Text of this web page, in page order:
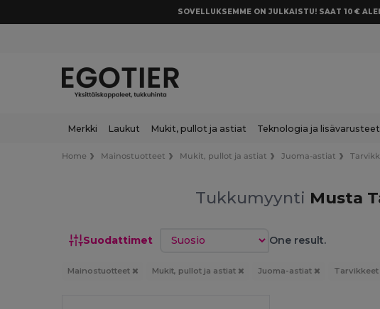
SOVELLUKSEMME ON JULKAISTU! SAAT 10 €
Merkki Laukut Mukit, pullot ja astiat Teknologia ja lisävarusteet
Home Mainostuotteet Mukit, pullot ja astiat Juoma-astiat
Tukkumyynti Musta
Suodattimet Lajittele One result.
Mainostuotteet Mukit, pullot ja astiat Juoma-astiat Tarvikkeet